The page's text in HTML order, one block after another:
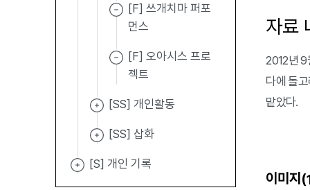
[F] 쓰개치마 퍼포
먼스
[F] 오아시스 프로
젝트
[SS] 개인활동
[SS] 삽화
[S] 개인 기록
자료
2012년 9
다에 돌
맡았다.
이미지(